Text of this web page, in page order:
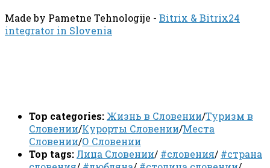
Made by Pametne Tehnologije - Bitrix & Bitrix24
integrator in Slovenia
Top categories: Жизнь в Словении/Туризм в
Словении/Курорты Словении/Места
Словении/О Словении
Top tags: Лица Словении/ #словения/ #страна